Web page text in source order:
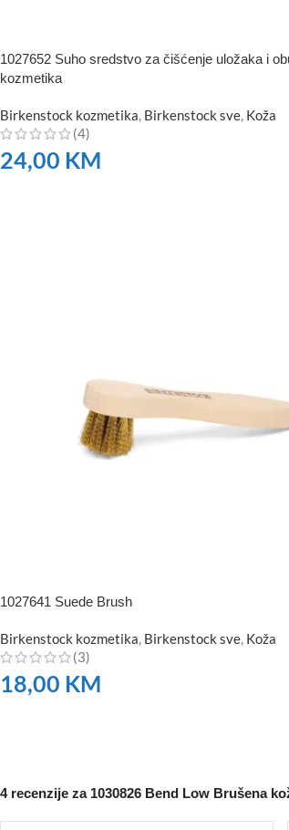
1027652 Suho sredstvo za čišćenje uložaka i
kozmetika
Birkenstock kozmetika, Birkenstock sve, Koža
(4)
24,00 KM
1027641 Suede Brush
Birkenstock kozmetika, Birkenstock sve, Koža
(3)
18,00 KM
4 recenzije za 1030826 Bend Low Brušena